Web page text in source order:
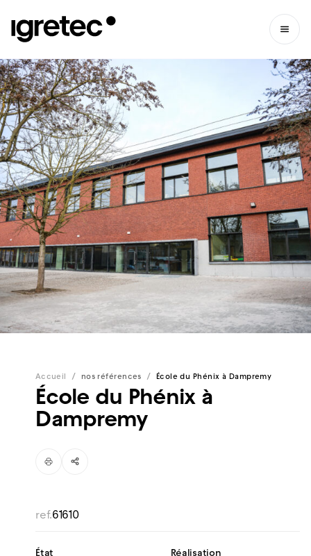
Accueil / nos références / École du Phénix à Dampremy
École du Phénix à
Dampremy
ref.61610
État
Réalisation